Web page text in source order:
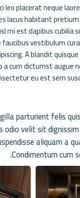
leo placerat neque
lacus habitant
mi est dapibus cubilia
vestibulum
A blandit
a cum dictumst augue
eu est sem
parturient felis
odio velit sit
aliquam a
Condimentum cum